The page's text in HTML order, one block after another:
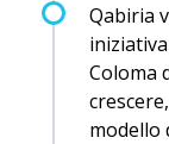
Qabiria
Coloma
modello